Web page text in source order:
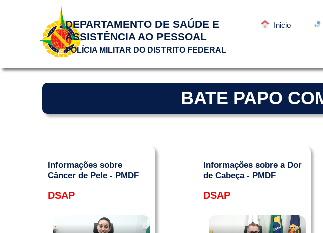
Inicio
DEPARTAMENTO DE SAÚDE E
ASSISTÊNCIA AO PESSOAL
POLÍCIA MILITAR DO DISTRITO FEDERAL
BATE PAPO
Informações sobre
Câncer de Pele - PMDF
DSAP
Informações sobre a Dor
de Cabeça - PMDF
DSAP